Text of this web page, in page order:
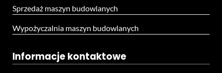
Sprzedaż maszyn budowlanych
Wypożyczalnia maszyn budowlanych
Informacje kontaktowe